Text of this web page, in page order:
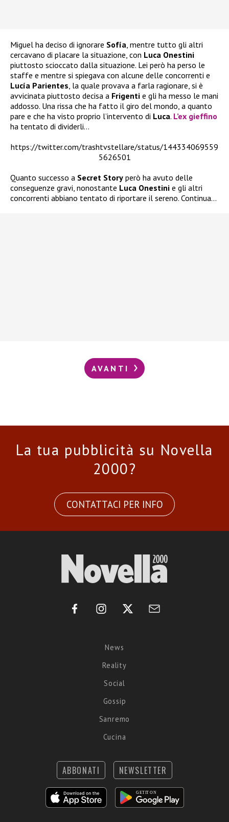
Miguel ha deciso di ignorare Sofía, mentre tutto gli altri
cercavano di placare la situazione, con Luca Onestini
piuttosto scioccato dalla situazione. Lei però ha perso le
staffe e mentre si spiegava con alcune delle concorrenti e
Lucía Parientes, la quale provava a farla ragionare, si è
avvicinata piuttosto decisa a Frigenti e gli ha messo le mani
addosso. Una rissa che ha fatto il giro del mondo, a quanto
pare e che ha visto proprio l’intervento di Luca. L’ex gieffino
ha tentato di dividerli…
https://twitter.com/trashtvstellare/status/144334069559
5626501
Quanto successo a Secret Story però ha avuto delle
conseguenze gravi, nonostante Luca Onestini e gli altri
concorrenti abbiano tentato di riportare il sereno. Continua…
AVANTI
La tua pubblicità su Novella
2000?
CONTATTACI PER INFO
News
Reality
Social
Gossip
Sanremo
Cucina
ABBONATI NEWSLETTER